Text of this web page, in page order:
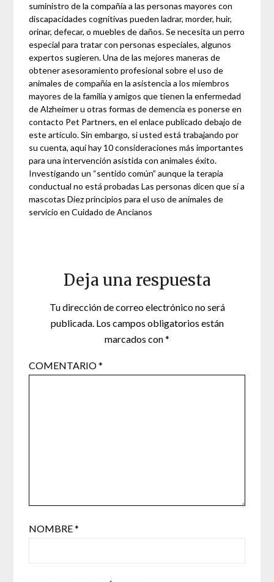
suministro de la compañía a las personas mayores con
discapacidades cognitivas pueden ladrar, morder, huir,
orinar, defecar, o muebles de daños. Se necesita un perro
especial para tratar con personas especiales, algunos
expertos sugieren. Una de las mejores maneras de
obtener asesoramiento profesional sobre el uso de
animales de compañía en la asistencia a los miembros
mayores de la familia y amigos que tienen la enfermedad
de Alzheimer u otras formas de demencia es ponerse en
contacto Pet Partners, en el enlace publicado debajo de
este artículo. Sin embargo, si usted está trabajando por
su cuenta, aquí hay 10 consideraciones más importantes
para una intervención asistida con animales éxito.
Investigando un “sentido común” aunque la terapia
conductual no está probadas Las personas dicen que sí a
mascotas Diez principios para el uso de animales de
servicio en Cuidado de Ancianos
Deja una respuesta
Tu dirección de correo electrónico no será
publicada. Los campos obligatorios están
marcados con*
COMENTARIO*
NOMBRE*